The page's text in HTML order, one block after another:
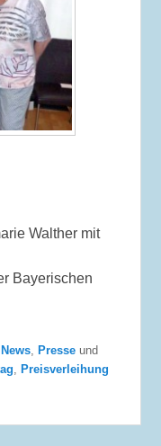
Walther mit
Bayerischen
News Presse und
Preisverleihung